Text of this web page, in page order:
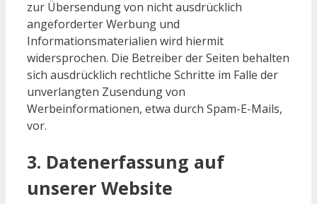
zur Übersendung von nicht ausdrücklich
angeforderter Werbung und
Informationsmaterialien wird hiermit
widersprochen. Die Betreiber der Seiten behalten
sich ausdrücklich rechtliche Schritte im Falle der
unverlangten Zusendung von
Werbeinformationen, etwa durch Spam-E-Mails,
vor.
3. Datenerfassung auf
unserer Website